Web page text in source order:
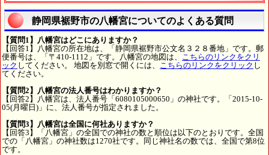
静岡県裾野市の八幡宮についてのよくある質問
【質問1】八幡宮はどこにありますか？
【回答1】八幡宮の所在地は、「静岡県裾野市公文名３２８番地」です。郵
便番号は、「〒410-1112」です。八幡宮の地図は、 こちらのリンクをクリ
ック してください。 地図を別窓で開くには、 こちらのリンクをクリック し
てください。
【質問2】八幡宮の法人番号はわかりますか？
【回答2】八幡宮は、法人番号「6080105000650」の神社です。「2015-10-
05(月曜日)」に、法人番号が指定されました。
【質問3】八幡宮は全国に何社ありますか？
【回答3】「八幡宮」の全国での神社の数と順位は以下のとおりです。全国
での「八幡宮」の神社数は1270社です。同じ神社名の数では、全国で第8位
です。